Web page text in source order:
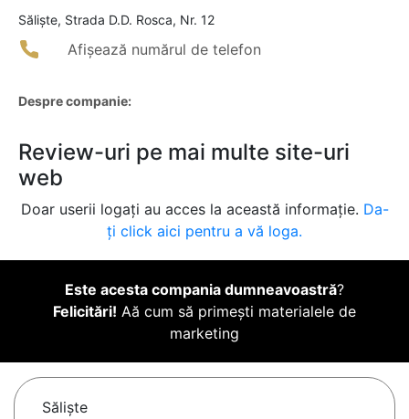
Sălişte, Strada D.D. Rosca, Nr. 12
Afișează numărul de telefon
Despre companie:
Review-uri pe mai multe site-uri
web
Doar userii logați au acces la această informație. Da-
ți click aici pentru a vă loga.
Este acesta compania dumneavoastră?
Felicitări! Aă cum să primești materialele de
marketing
Sălişte